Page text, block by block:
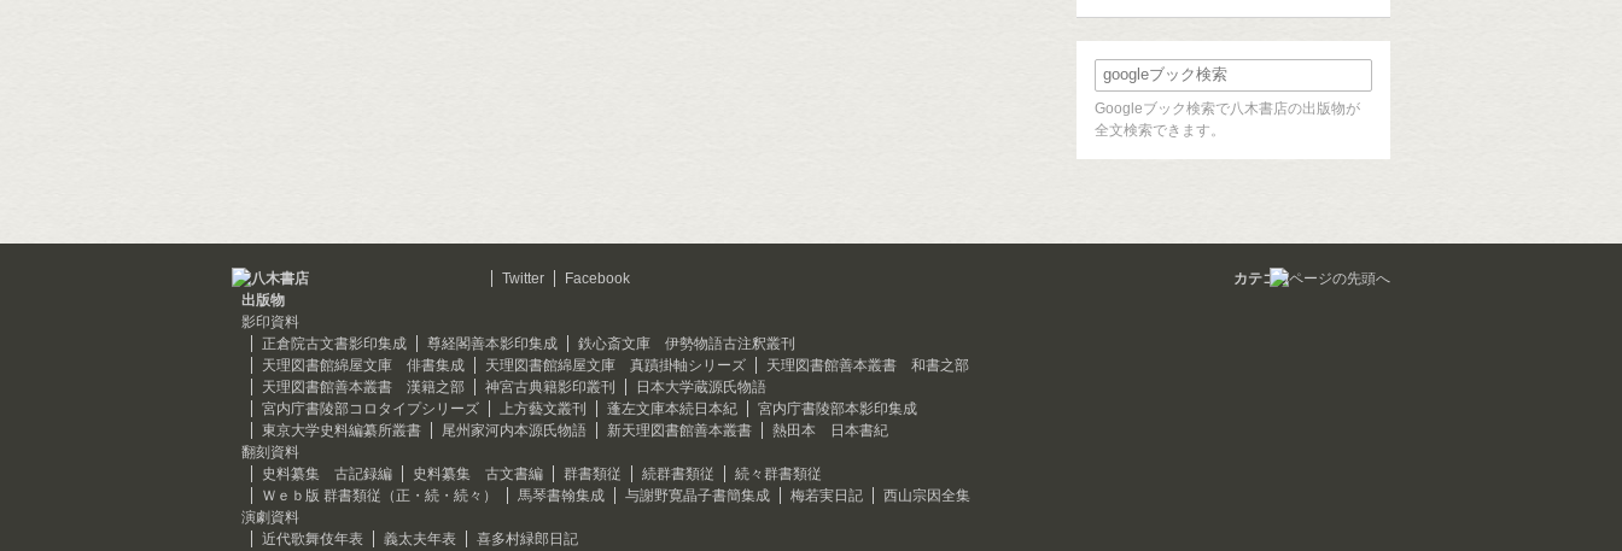
Googleブック検索で八木書店の出版物が
全文検索できます。
Twitter Facebook
カテゴリ
出版物
影印資料
正倉院古文書影印集成
尊経閣善本影印集成
鉄心斎文庫 伊勢物語古注釈叢刊
天理図書館綿屋文庫 俳書集成
天理図書館綿屋文庫 真蹟掛軸シリーズ
天理図書館善本叢書 和書之部
天理図書館善本叢書 漢籍之部
神宮古典籍影印叢刊
日本大学蔵源氏物語
宮内庁書陵部コロタイプシリーズ
上方藝文叢刊 蓬左文庫本続日本紀
宮内庁書陵部本影印集成
東京大学史料編纂所叢書
尾州家河内本源氏物語 新天理図書館善本叢書
熱田本 日本書紀
翻刻資料
史料纂集 古記録編
史料纂集 古文書編 群書類従 続群書類従
続々群書類従
Ｗｅｂ版 群書類従（正・続・続々）
馬琴書翰集成 与謝野寛晶子書簡集成 梅若実日記
西山宗因全集
演劇資料
近代歌舞伎年表
義太夫年表
喜多村緑郎日記